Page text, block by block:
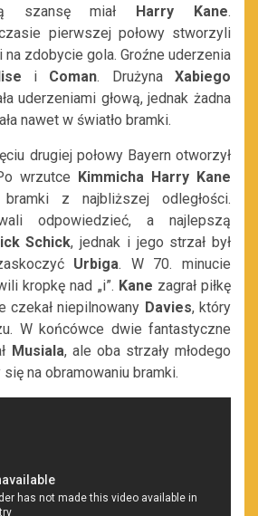
szansę miał
Harry Kane.
pierwszej połowy stworzyli
zdobycie gola. Groźne uderzenia
i Coman. DrużynaXabiego
uderzeniami głową, jednak żadna
nawet w światło bramki.
drugiej połowy Bayern otworzył
wrzutce
Kimmicha Harry Kane
z najbliższej odległości.
odpowiedzieć, a najlepszą
Schick, jednak i jego strzał był
Urbiga. W 70. minucie
kropkę nad „i”. Kane zagrał piłkę
czekał niepilnowany Davies, który
W końcówce dwie fantastyczne
Musiala, ale oba strzały młodego
się na obramowaniu bramki.